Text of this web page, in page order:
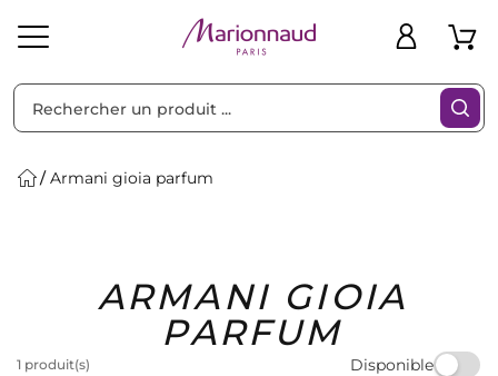
Solaire Homme Marques Idées
Cadeaux
Bons
Plans
Armani gioia parfum
ARMANI GIOIA
PARFUM
1 produit(s) Disponible
Filtres